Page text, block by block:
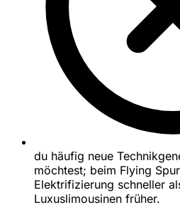
du häufig neue
möchtest; beim Flying
Elektrifizierung schneller
Luxuslimousinen früher.